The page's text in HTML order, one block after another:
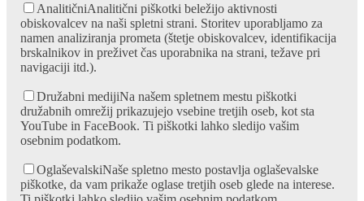
AnalitičniAnalitični piškotki beležijo aktivnosti
obiskovalcev na naši spletni strani. Storitev uporabljamo za
namen analiziranja prometa (štetje obiskovalcev, identifikacija
brskalnikov in preživet čas uporabnika na strani, težave pri
navigaciji itd.).
Družabni medijiNa našem spletnem mestu piškotki
družabnih omrežij prikazujejo vsebine tretjih oseb, kot sta
YouTube in FaceBook. Ti piškotki lahko sledijo vašim
osebnim podatkom.
OglaševalskiNaše spletno mesto postavlja oglaševalske
piškotke, da vam prikaže oglase tretjih oseb glede na interese.